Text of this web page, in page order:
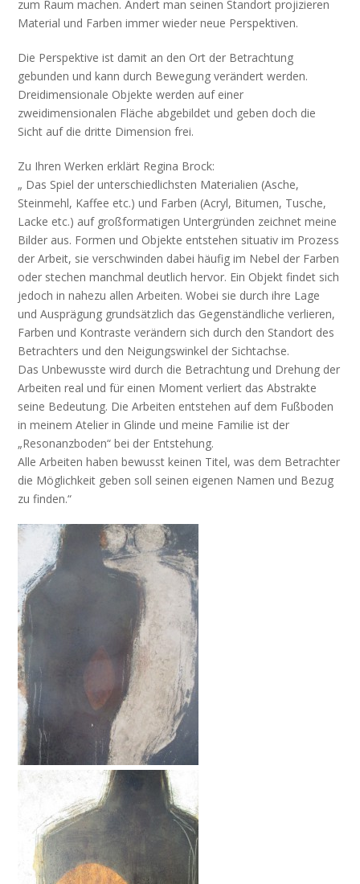
zum Raum machen. Ändert man seinen Standort projizieren
Material und Farben immer wieder neue Perspektiven.
Die Perspektive ist damit an den Ort der Betrachtung
gebunden und kann durch Bewegung verändert werden.
Dreidimensionale Objekte werden auf einer
zweidimensionalen Fläche abgebildet und geben doch die
Sicht auf die dritte Dimension frei.
Zu Ihren Werken erklärt Regina Brock:
„ Das Spiel der unterschiedlichsten Materialien (Asche,
Steinmehl, Kaffee etc.) und Farben (Acryl, Bitumen, Tusche,
Lacke etc.) auf großformatigen Untergründen zeichnet meine
Bilder aus. Formen und Objekte entstehen situativ im Prozess
der Arbeit, sie verschwinden dabei häufig im Nebel der Farben
oder stechen manchmal deutlich hervor. Ein Objekt findet sich
jedoch in nahezu allen Arbeiten. Wobei sie durch ihre Lage
und Ausprägung grundsätzlich das Gegenständliche verlieren,
Farben und Kontraste verändern sich durch den Standort des
Betrachters und den Neigungswinkel der Sichtachse.
Das Unbewusste wird durch die Betrachtung und Drehung der
Arbeiten real und für einen Moment verliert das Abstrakte
seine Bedeutung. Die Arbeiten entstehen auf dem Fußboden
in meinem Atelier in Glinde und meine Familie ist der
„Resonanzboden“ bei der Entstehung.
Alle Arbeiten haben bewusst keinen Titel, was dem Betrachter
die Möglichkeit geben soll seinen eigenen Namen und Bezug
zu finden.“